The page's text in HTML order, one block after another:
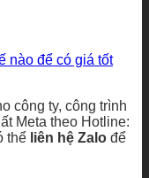
nào để có giá tốt
công ty, công trình
Meta theo Hotline:
thể liên hệ Zalo để